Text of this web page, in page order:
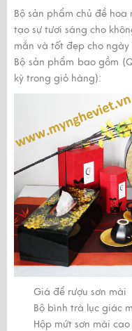
Bộ sản phẩm chủ đề
tạo sự tươi sáng cho
mắn và tốt đẹp cho ngày
Bộ sản phẩm bao gồm
kỳ trong giỏ hàng):
Giá để rượu sơn mài
Bộ bình trà lục giác
Hộp mứt sơn mài